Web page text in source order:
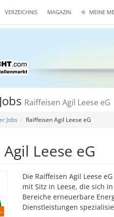
VERZEICHNIS MAGAZIN MEINE
Raiffeisen Agil Leese eG
Jobs Raiffeisen Agil Leese eG
Leese eG
Die Raiffeisen Agil Leese
mit Sitz in Leese, die sich
Bereiche erneuerbare
Dienstleistungen